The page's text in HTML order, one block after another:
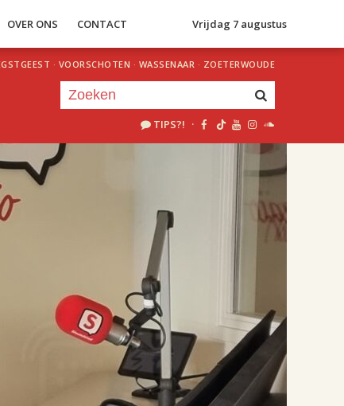
OVER ONS CONTACT Vrijdag 7 augustus
· VOORSCHOTEN · WASSENAAR · ZOETERWOUDE
TIPS?! ·
uur 1 van 2
Volgend uur